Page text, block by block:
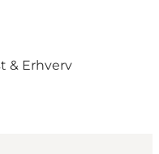
& Erhverv